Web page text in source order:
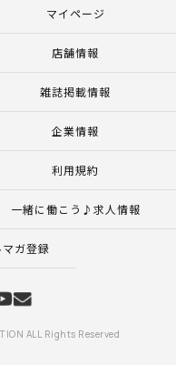
マイページ
店舗情報
雑誌掲載情報
企業情報
利用規約
一緒に働こう♪求人情報
ガ登録
ALL Rights Reserved